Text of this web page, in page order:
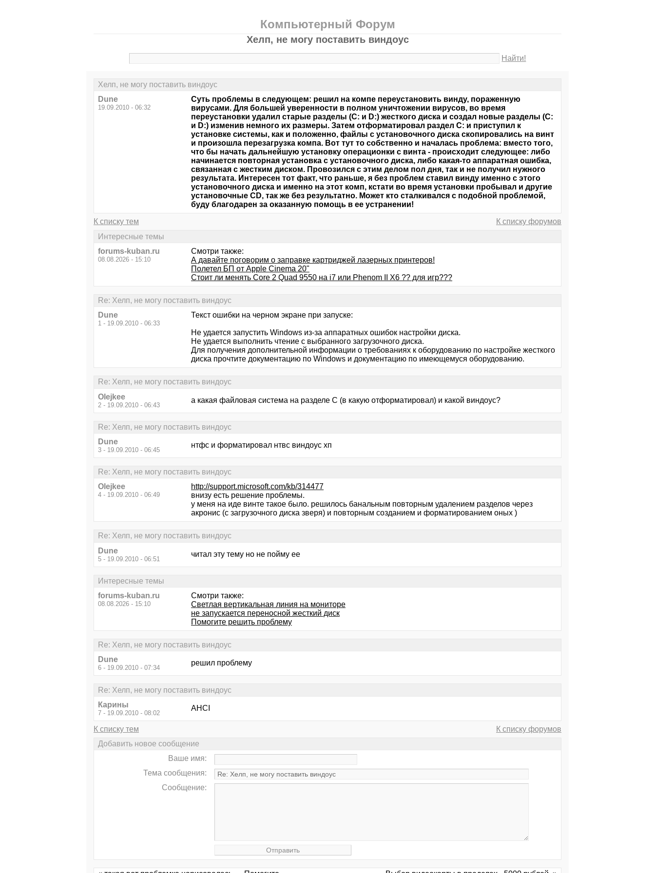
Компьютерный Форум
Хелп, не могу поставить виндоус
Найти!
Хелп, не могу поставить виндоус
Dune
19.09.2010 - 06:32
Суть проблемы в следующем: решил на компе переустановить винду, пораженную
вирусами. Для большей уверенности в полном уничтожении вирусов, во время
переустановки удалил старые разделы (C: и D:) жесткого диска и создал новые разделы (C:
и D:) изменив немного их размеры. Затем отформатировал раздел C: и приступил к
установке системы, как и положенно, файлы с установочного диска скопировались на винт
и произошла перезагрузка компа. Вот тут то собственно и началась проблема: вместо того,
что бы начать дальнейшую установку операционки с винта - происходит следующее: либо
начинается повторная установка с установочного диска, либо какая-то аппаратная ошибка,
связанная с жестким диском. Провозился с этим делом пол дня, так и не получил нужного
результата. Интересен тот факт, что раньше, я без проблем ставил винду именно с этого
установочного диска и именно на этот комп, кстати во время установки пробывал и другие
установочные CD, так же без результатно. Может кто сталкивался с подобной проблемой,
буду благодарен за оказанную помощь в ее устранении!
К списку тем
К списку форумов
Интересные темы
forums-kuban.ru
08.08.2026 - 15:10
Смотри также:
А давайте поговорим о заправке картриджей лазерных принтеров!
Полетел БП от Apple Cinema 20"
Стоит ли менять Core 2 Quad 9550 на i7 или Phenom II X6 ?? для игр???
Re: Хелп, не могу поставить виндоус
Dune
1 - 19.09.2010 - 06:33
Текст ошибки на черном экране при запуске:
Не удается запустить Windows из-за аппаратных ошибок настройки диска.
Не удается выполнить чтение с выбранного загрузочного диска.
Для получения дополнительной информации о требованиях к оборудованию по настройке жесткого
диска прочтите документацию по Windows и документацию по имеющемуся оборудованию.
Re: Хелп, не могу поставить виндоус
Olejkee
2 - 19.09.2010 - 06:43
а какая файловая система на разделе С (в какую отформатировал) и какой виндоус?
Re: Хелп, не могу поставить виндоус
Dune
3 - 19.09.2010 - 06:45
нтфс и форматировал нтвс виндоус хп
Re: Хелп, не могу поставить виндоус
Olejkee
4 - 19.09.2010 - 06:49
http://support.microsoft.com/kb/314477
внизу есть решение проблемы.
у меня на иде винте такое было. решилось банальным повторным удалением разделов через
акронис (с загрузочного диска зверя) и повторным созданием и форматированием оных )
Re: Хелп, не могу поставить виндоус
Dune
5 - 19.09.2010 - 06:51
читал эту тему но не пойму ее
Интересные темы
forums-kuban.ru
08.08.2026 - 15:10
Смотри также:
Светлая вертикальная линия на мониторе
не запускается переносной жесткий диск
Помогите решить проблему
Re: Хелп, не могу поставить виндоус
Dune
6 - 19.09.2010 - 07:34
решил проблему
Re: Хелп, не могу поставить виндоус
Карины
7 - 19.09.2010 - 08:02
AHCI
К списку тем
К списку форумов
Добавить новое сообщение
Ваше имя:
Тема сообщения:
Сообщение: